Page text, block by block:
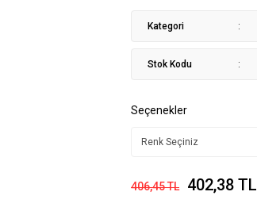
Kategori
Stok Kodu
Seçenekler
406,45 TL 402,38 TL